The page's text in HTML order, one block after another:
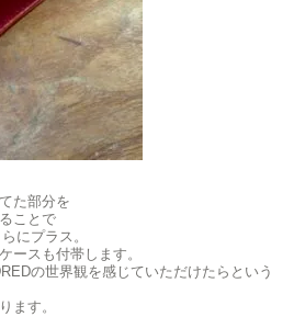
た部分を
ことで
にプラス。
ースも付帯します。
の世界観を感じていただけたらという
ます。